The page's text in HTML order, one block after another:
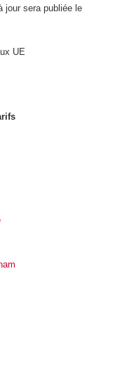
jour sera publiée le
UE